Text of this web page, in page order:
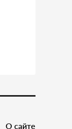
О сайте